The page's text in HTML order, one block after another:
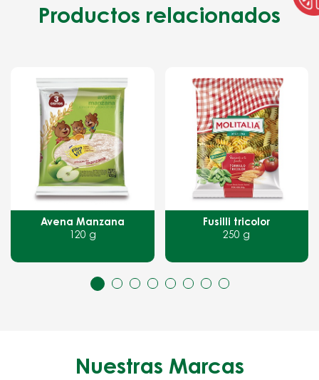
Productos relacionados
Avena Manzana
120 g
Fusilli tricolor
250 g
Nuestras Marcas